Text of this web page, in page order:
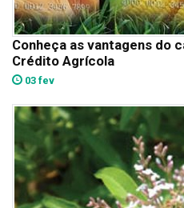
Conheça as vantagens do
Crédito Agrícola
03 fev